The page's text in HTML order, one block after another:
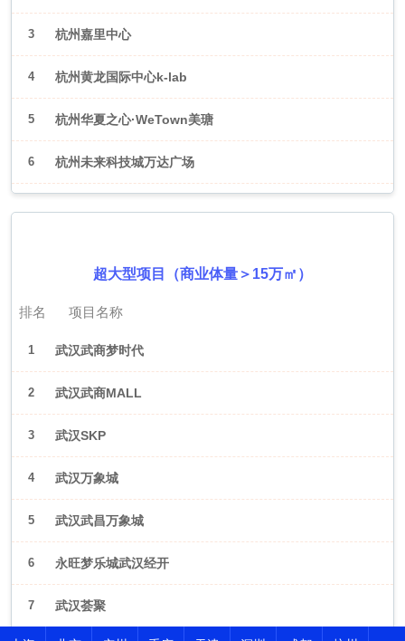
3 杭州嘉里中心
4 杭州黄龙国际中心k-lab
5 杭州华夏之心·WeTown美瑭
6 杭州未来科技城万达广场
超大型项目（商业体量＞15万㎡）
排名 项目名称
1 武汉武商梦时代
2 武汉武商MALL
3 武汉SKP
4 武汉万象城
5 武汉武昌万象城
6 永旺梦乐城武汉经开
7 武汉荟聚